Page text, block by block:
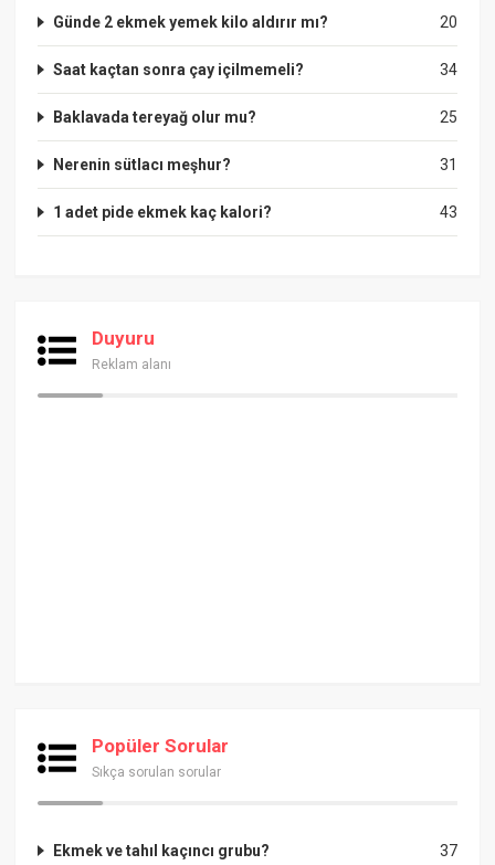
20
Günde 2 ekmek yemek kilo aldırır mı?
34
Saat kaçtan sonra çay içilmemeli?
25
Baklavada tereyağ olur mu?
31
Nerenin sütlacı meşhur?
43
1 adet pide ekmek kaç kalori?
Duyuru
Reklam alanı
Popüler Sorular
Sıkça sorulan sorular
37
Ekmek ve tahıl kaçıncı grubu?